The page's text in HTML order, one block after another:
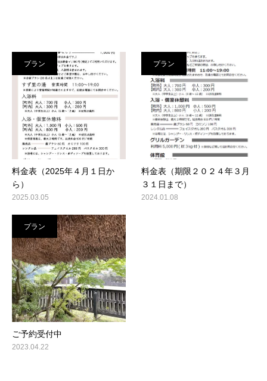
プラン
料金表（2025年４月１日か
ら）
2025.03.05
プラン
料金表（期限２０２４年３月
３１日まで）
2024.01.08
プラン
ご予約受付中
2023.04.22